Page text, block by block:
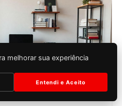
melhorar sua experiência
Entendi e Aceito